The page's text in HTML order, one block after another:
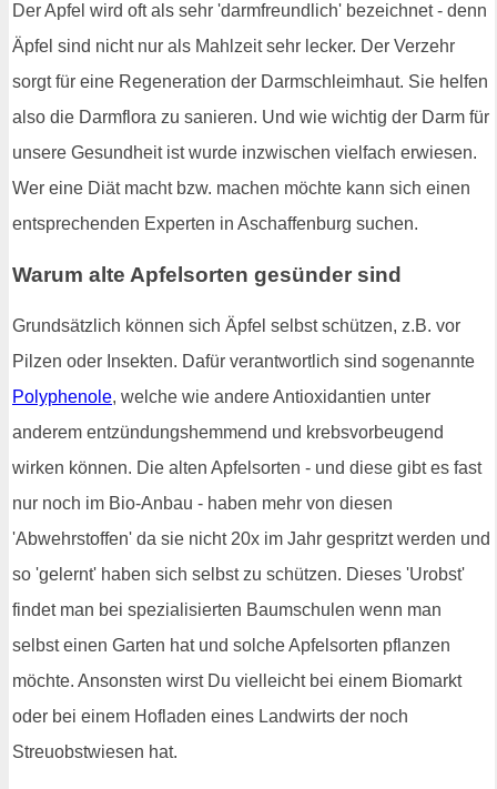
Der Apfel wird oft als sehr 'darmfreundlich' bezeichnet - denn
Äpfel sind nicht nur als Mahlzeit sehr lecker. Der Verzehr
sorgt für eine Regeneration der Darmschleimhaut. Sie helfen
also die Darmflora zu sanieren. Und wie wichtig der Darm für
unsere Gesundheit ist wurde inzwischen vielfach erwiesen.
Wer eine Diät macht bzw. machen möchte kann sich einen
entsprechenden Experten in Aschaffenburg suchen.
Warum alte Apfelsorten gesünder sind
Grundsätzlich können sich Äpfel selbst schützen, z.B. vor
Pilzen oder Insekten. Dafür verantwortlich sind sogenannte
Polyphenole, welche wie andere Antioxidantien unter
anderem entzündungshemmend und krebsvorbeugend
wirken können. Die alten Apfelsorten - und diese gibt es fast
nur noch im Bio-Anbau - haben mehr von diesen
'Abwehrstoffen' da sie nicht 20x im Jahr gespritzt werden und
so 'gelernt' haben sich selbst zu schützen. Dieses 'Urobst'
findet man bei spezialisierten Baumschulen wenn man
selbst einen Garten hat und solche Apfelsorten pflanzen
möchte. Ansonsten wirst Du vielleicht bei einem Biomarkt
oder bei einem Hofladen eines Landwirts der noch
Streuobstwiesen hat.